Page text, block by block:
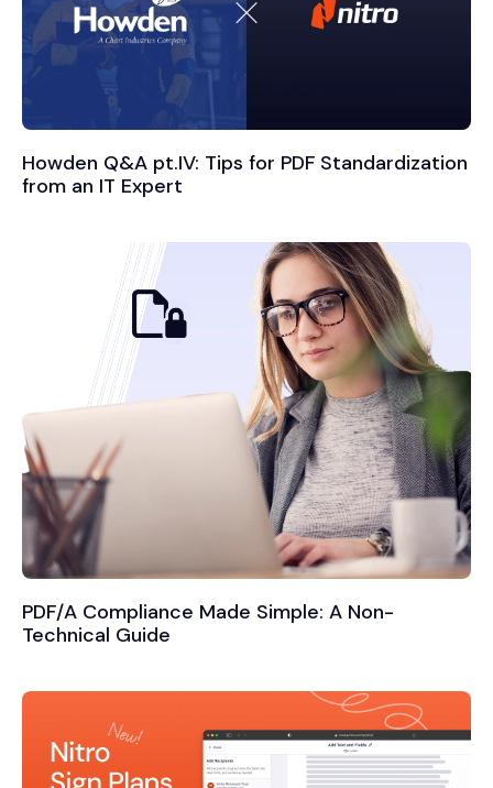
Howden Q&A pt.IV: Tips for PDF Standardization
from an IT Expert
PDF/A Compliance Made Simple: A Non-
Technical Guide